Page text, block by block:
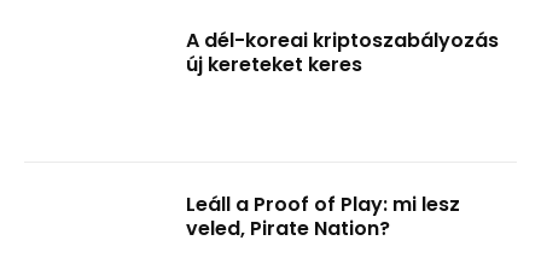
A dél-koreai kriptoszabályozás
új kereteket keres
Leáll a Proof of Play: mi lesz
veled, Pirate Nation?